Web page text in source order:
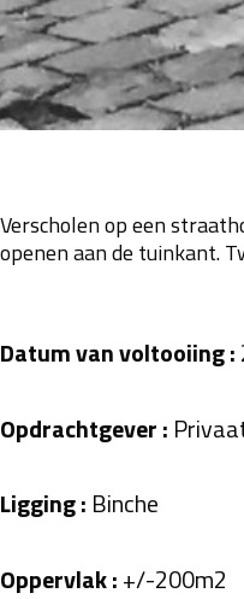
Verscholen op een
openen aan de tuinkant.
Datum van voltooiing :
Opdrachtgever :
Ligging : Binche
Oppervlak :+/-200m2